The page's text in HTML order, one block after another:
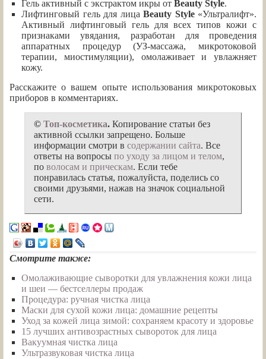
Гель активный с экстрактом икры от Beauty Style.
Лифтинговый гель для лица Beauty Style«Ультралифт».
Активный лифтинговый гель для всех типов кожи с
признаками увядания, разработан для проведения
аппаратных процедур (УЗ-массажа, микротоковой
терапии, миостимуляции), омолаживает и увлажняет
кожу.
Расскажите о вашем опыте использования микротоковых
приборов в комментариях.
© Топ-косметика. Копирование статьи без
активной ссылки запрещено. Больше
информации смотри в содержании сайта. Все
ответы на вопросы по уходу за лицом и телом,
по волосам и прическам. Если тебе
понравилась статья, пожалуйста, поделись со
своими друзьями, нажав на значок социальной
сети.
Смотрите также:
Омолаживающие сыворотки для увлажнения кожи лица
и шеи — бестселлеры продаж
Процедура: ручная чистка лица
Маски для сухой кожи лица: домашние рецепты
Уход за кожей лица зимой: сохраняем красоту и здоровье
15 лучших антивозрастных сывороток для лица
Вакуумная чистка лица
Ультразвуковая чистка лица